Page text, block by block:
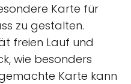
Karte für
zu gestalten.
freien Lauf und
wie besonders
Karte kann